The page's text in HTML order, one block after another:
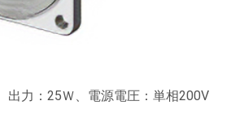
出力：25Ｗ、電源電圧：単相200V